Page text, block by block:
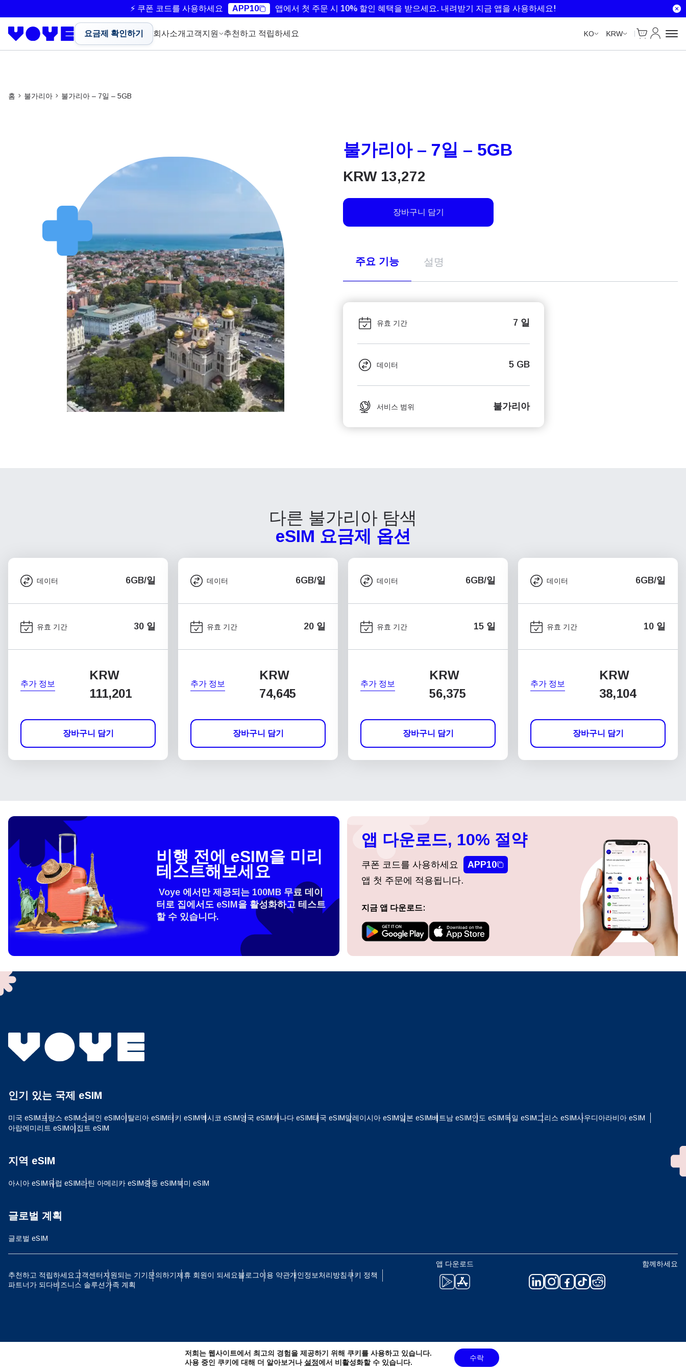
⚡ 쿠폰 코드를 사용하세요 APP10 앱에서 첫 주문 시 10% 할인 혜택을 받으세요. 내려받기 지금 앱을 사용하세요!
요금제 확인하기 회사소개 고객지원 추천하고 적립하세요 KO KRW
Cart
내 계정
홈 불가리아 불가리아 – 7일 – 5GB
불가리아 – 7일 – 5GB
KRW13,272
장바구니 담기
주요 기능 설명
유효 기간 7 일
데이터 5 GB
서비스 범위 불가리아
다른 불가리아 탐색
eSIM 요금제 옵션
데이터 6GB/일
유효 기간 30 일
추가 정보
KRW
111,201
장바구니 담기
데이터 6GB/일
유효 기간 20 일
추가 정보
KRW
74,645
장바구니 담기
데이터 6GB/일
유효 기간 15 일
추가 정보
KRW
56,375
장바구니 담기
데이터 6GB/일
유효 기간 10 일
추가 정보
KRW
38,104
장바구니 담기
How do I get my eSim?
To get your eSIM, start by checking if your device supports eSIM
technology. Then, contact your mobile carrier to request an eSIM activation.
or enter in your device settings. Once activated, you can enjoy the benefits
비행 전에 eSIM을 미리
테스트해보세요
Voye 에서만 제공되는 100MB 무료 데이
터로 집에서도 eSIM을 활성화하고 테스트
할 수 있습니다.
앱 다운로드, 10% 절약
쿠폰 코드를 사용하세요
APP10
앱 첫 주문에 적용됩니다.
지금 앱 다운로드:
인기 있는 국제 eSIM
미국 eSIM프랑스 eSIM스페인 eSIM이탈리아 eSIM터키 eSIM멕시코 eSIM영국 eSIM캐나다 eSIM태국 eSIM말레이시아 eSIM일본 eSIM베트남 eSIM인도 eSIM독일 eSIM그리스 eSIM사우디아라비아 eSIM
아랍에미리트 eSIM이집트 eSIM
지역 eSIM
아시아 eSIM유럽 ​​eSIM라틴 아메리카 eSIM중동 eSIM북미 eSIM
글로벌 계획
글로벌 eSIM
추천하고 적립하세요고객센터지원되는 기기문의하기제휴 회원이 되세요블로그이용 약관개인정보처리방침쿠키 정책
파트너가 되다비즈니스 솔루션가족 계획
앱 다운로드 함께하세요
English Español
Polski Português
简体中文 繁體中文
CHF - 스위스 프랑 NZD - 뉴질랜드 달러
로그인 또는 회원가입
계정을 계속 이용하거나 몇 초 만에 새로 만드세요.
저희는 웹사이트에서 최고의 경험을 제공하기 위해 쿠키를 사용하고 있습니다.
사용 중인 쿠키에 대해 더 알아보거나설정에서 비활성화할 수 있습니다.
수락